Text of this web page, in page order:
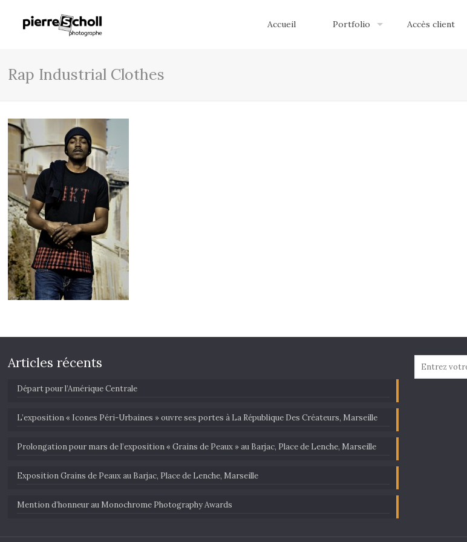
Accueil Portfolio Accès client
Rap Industrial Clothes
Articles récents
Départ pour l’Amérique Centrale
L’exposition « Icones Péri-Urbaines » ouvre ses portes à La République Des Créateurs, Marseille
Prolongation pour mars de l’exposition « Grains de Peaux » au Barjac, Place de Lenche, Marseille
Exposition Grains de Peaux au Barjac, Place de Lenche, Marseille
Mention d’honneur au Monochrome Photography Awards